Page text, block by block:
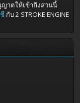
าตให้เข้าถึงส่วนนี้
กับ 2 STROKE ENGINE